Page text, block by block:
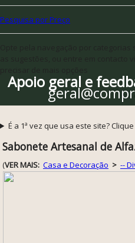
Pesquisa por Preço
Apoio geral e
É a 1ª vez que usa este site?
Sabonete Artesanal de
(VER MAIS: Casa e Decoração > --